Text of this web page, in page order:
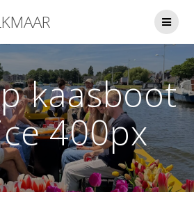
naar
kaasboot
400px